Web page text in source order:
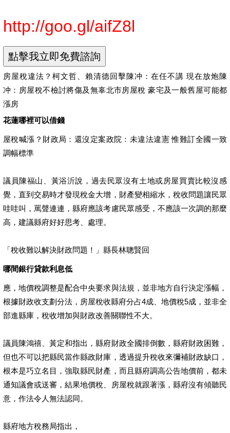
http://goo.gl/aifZ8l
房屋稅違法？柯文哲、賴清德回擊陳冲：在任不講 現在放炮陳
冲：房屋稅不檢討將傷及無辜北市房屋稅 豪宅及一般舊屋可能都
漲房
花蓮哪裡可以借錢
屋稅喊漲？財政局：還沒定案政院：未違法違憲 惟難訂全國一致
調幅標準
議員陳福山、黃浴沂說，過去民眾沒有土地或房屋買賣比較沒感
覺，直到交易時才發現稅金大增，財產變相縮水，稅收問題讓民眾
哇哇叫，罵聲連連，縣府應該考慮民眾感受，不應該一次調的那麼
高，建議縣府好好思考、處理。
「稅收難以解決財政問題！」縣長林聰賢回
哪間銀行貸款利息低
應，地價稅調整是配合中央要求與法規，並非地方自行決定漲幅，
根據財政收支劃分法，房屋稅收縣府分占4成、地價稅5成，並非全
部進縣庫，稅收增加與財政改善關聯性不大。
議員陳鴻禧、黃定和指出，縣府財政全國排倒數，縣府財政困難，
但也不可以把縣民當作縣政財庫，透過提升稅收來彌補財政缺口，
根本是巧立名目，強取縣民財產，而且縣府調高公告地價前，都未
通知議會或送審，結果地價稅、房屋稅就跟著漲，縣府沒有傾聽民
意，作法令人無法認同。
縣府地方稅務局指出，